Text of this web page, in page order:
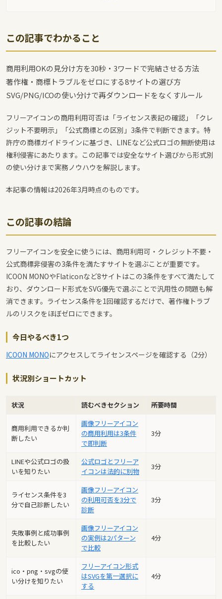
この記事でわかること
商用利用OKの見分け方を30秒・3ワードで完結させる方法
著作権・商標トラブルをゼロにする8サイトの選び方
SVG/PNG/ICOの使い分けで再ダウンロードをなくすルール
フリーアイコンの商用利用可否は「ライセンス表記の確認」「クレ
ジット不要明示」「公式商標との区別」3条件で判断できます。特
許庁の商標ガイドラインに基づき、LINEなど公式ロゴの無断使用は
権利侵害にあたります。この記事では安全なサイト選びから形式別
の使い分けまで実務ノウハウを解説します。
本記事の情報は2026年3月時点のものです。
この記事の結論
フリーアイコンを安全に使うには、商用利用可・クレジット不要・
公式商標非侵害の3条件を満たすサイトを選ぶことが重要です。
ICOON MONOやFlaticonなど8サイトはこの3条件をすべて満たして
おり、ダウンロード形式をSVG優先で選ぶことで汎用性の問題も解
消できます。ライセンス条件を1回確認するだけで、著作権トラブ
ルのリスクをほぼゼロにできます。
今日やるべき1つ
ICOON MONOにアクセスしてライセンスページを確認する（2分）
状況別ショートカット
状況 読むべきセクション 所要時間
商用利用できるか判
断したい
画像フリーアイコン
の商用利用は3条件
で即判断
3分
LINEや公式ロゴの扱
いを知りたい
公式ロゴとフリーア
イコンは法的に別物
3分
ライセンス条件を3
分で自己診断したい
画像フリーアイコン
の利用可否を3分で
診断
3分
失敗事例と成功事例
を比較したい
画像フリーアイコン
の実例は2パターン
で比較
4分
ico・png・svgの使
い分けを知りたい
フリーアイコン形式
はSVGを第一選択に
する
4分